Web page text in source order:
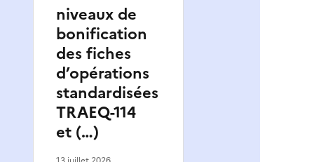
niveaux de
bonification
des fiches
d’opérations
standardisées
TRAEQ-114
et (…)